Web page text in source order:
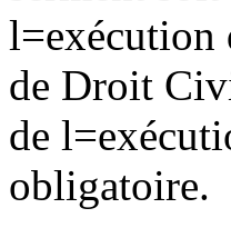
l=exécution
de Droit
de l=
obligatoire.